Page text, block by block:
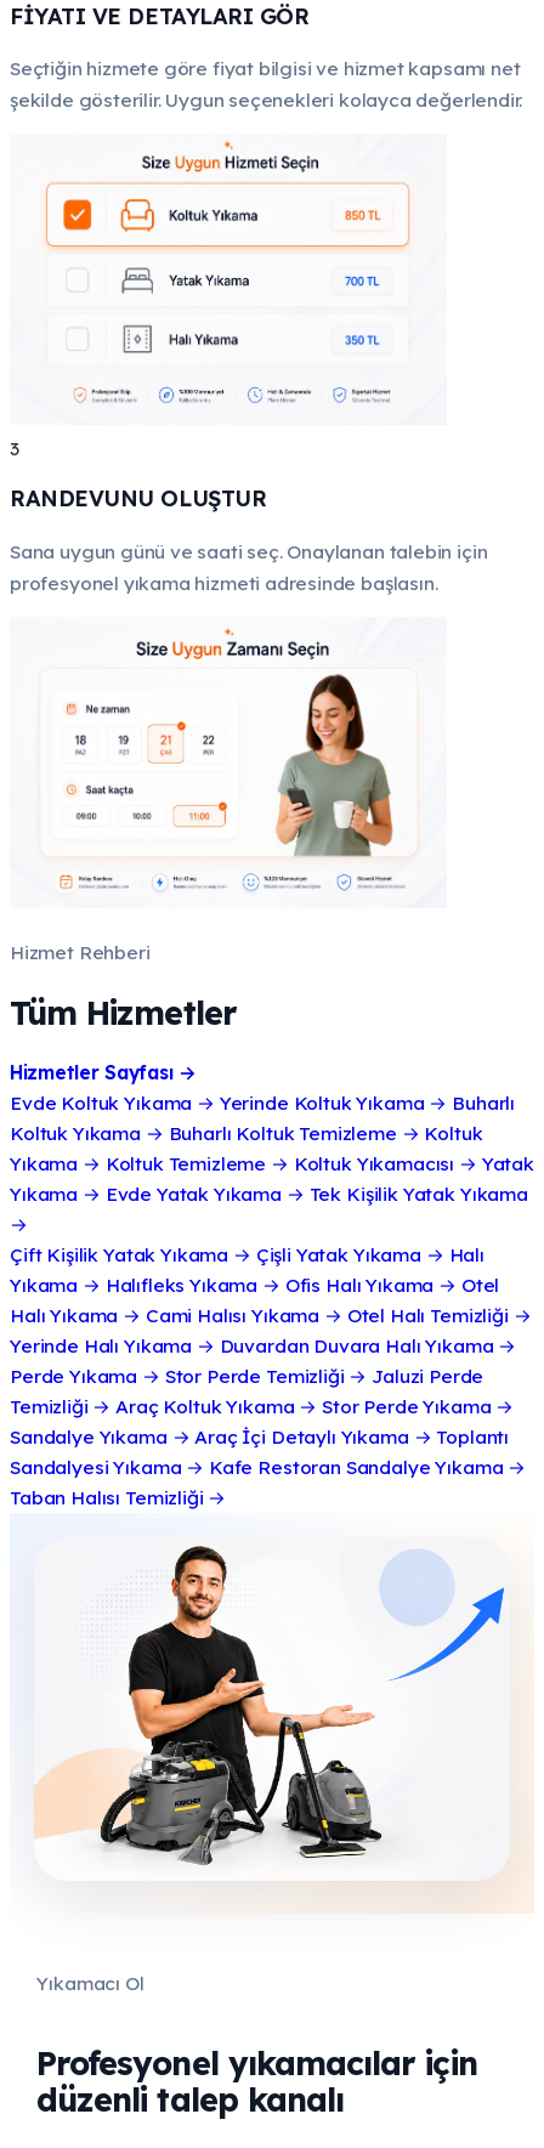
FİYATI VE DETAYLARI GÖR
Seçtiğin hizmete göre fiyat bilgisi ve hizmet kapsamı net
şekilde gösterilir. Uygun seçenekleri kolayca değerlendir.
3
RANDEVUNU OLUŞTUR
Sana uygun günü ve saati seç. Onaylanan talebin için
profesyonel yıkama hizmeti adresinde başlasın.
Hizmet Rehberi
Tüm Hizmetler
Hizmetler Sayfası →
Evde Koltuk Yıkama → Yerinde Koltuk Yıkama → Buharlı
Koltuk Yıkama → Buharlı Koltuk Temizleme → Koltuk
Yıkama → Koltuk Temizleme → Koltuk Yıkamacısı → Yatak
Yıkama → Evde Yatak Yıkama → Tek Kişilik Yatak Yıkama
→
Çift Kişilik Yatak Yıkama → Çişli Yatak Yıkama → Halı
Yıkama → Halıfleks Yıkama → Ofis Halı Yıkama → Otel
Halı Yıkama → Cami Halısı Yıkama → Otel Halı Temizliği →
Yerinde Halı Yıkama → Duvardan Duvara Halı Yıkama →
Perde Yıkama → Stor Perde Temizliği → Jaluzi Perde
Temizliği → Araç Koltuk Yıkama → Stor Perde Yıkama →
Sandalye Yıkama → Araç İçi Detaylı Yıkama → Toplantı
Sandalyesi Yıkama → Kafe Restoran Sandalye Yıkama →
Taban Halısı Temizliği →
Yıkamacı Ol
Profesyonel yıkamacılar için
düzenli talep kanalı